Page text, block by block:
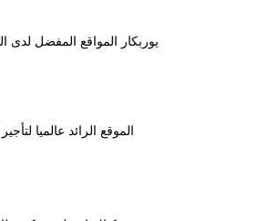
يوربكار المواقع المفضل لدى
الموقع الرائد عالميا